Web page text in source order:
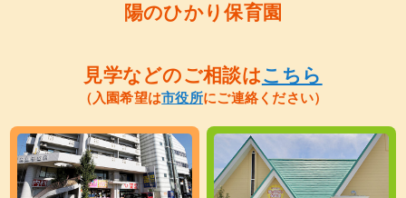
陽のひかり保育園
見学などのご相談はこちら
（入園希望は市役所にご連絡ください）